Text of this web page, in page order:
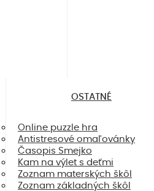
OSTATNÉ
Online puzzle hra
Antistresové omaľovánky
Časopis Smejko
Kam na výlet s deťmi
Zoznam materských škôl
Zoznam základných škôl